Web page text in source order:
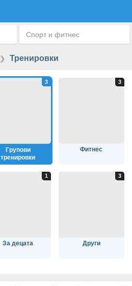
Спорт и фитнес
❯ Тренировки
Групови
тренировки
Фитнес
За децата Други